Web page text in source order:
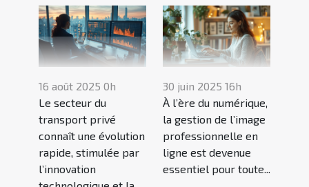
16 août 2025 0h
Le secteur du
transport privé
connaît une évolution
rapide, stimulée par
l’innovation
30 juin 2025 16h
À l’ère du numérique,
la gestion de l’image
professionnelle en
ligne est devenue
essentiel pour toute...